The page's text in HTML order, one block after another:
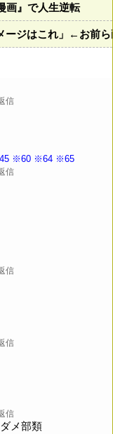
画』で人生逆転
ージはこれ」←お前
信
※60 ※64 ※65
信
信
信
信
メ部類